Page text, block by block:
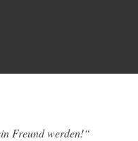
Freund werden!“